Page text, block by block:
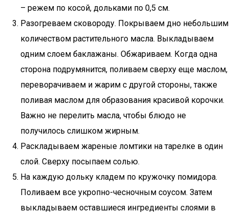
– режем по косой, дольками по 0,5 см.
Разогреваем сковороду. Покрываем дно небольшим
количеством растительного масла. Выкладываем
одним слоем баклажаны. Обжариваем. Когда одна
сторона подрумянится, поливаем сверху еще маслом,
переворачиваем и жарим с другой стороны, также
поливая маслом для образования красивой корочки.
Важно не перелить масла, чтобы блюдо не
получилось слишком жирным.
Раскладываем жареные ломтики на тарелке в один
слой. Сверху посыпаем солью.
На каждую дольку кладем по кружочку помидора.
Поливаем все укропно-чесночным соусом. Затем
выкладываем оставшиеся ингредиенты слоями в